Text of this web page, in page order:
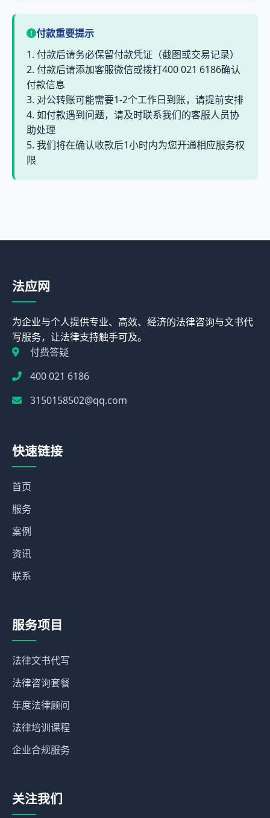
付款重要提示
1. 付款后请务必保留付款凭证（截图或交易记录）
2. 付款后请添加客服微信或拨打400 021 6186确认
付款信息
3. 对公转账可能需要1-2个工作日到账，请提前安排
4. 如付款遇到问题，请及时联系我们的客服人员协
助处理
5. 我们将在确认收款后1小时内为您开通相应服务权
限
法应网
为企业与个人提供专业、高效、经济的法律咨询与文书代
写服务，让法律支持触手可及。
付费答疑
400 021 6186
3150158502@qq.com
快速链接
首页
服务
案例
资讯
联系
服务项目
法律文书代写
法律咨询套餐
年度法律顾问
法律培训课程
企业合规服务
关注我们